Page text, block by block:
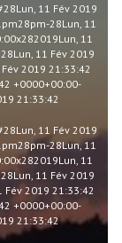
11 Fév 2019
28Lun, 11
11
11 Fév 2019
2019 21:33:42
+0000+00:00-
21:33:42
11 Fév 2019
28Lun, 11
11
11 Fév 2019
2019 21:33:42
+0000+00:00-
21:33:42